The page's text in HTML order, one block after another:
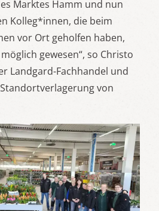
Marktes Hamm und nun
Kolleg*innen, die beim
vor Ort geholfen haben,
gewesen“, so Christo
Landgard-Fachhandel und
von